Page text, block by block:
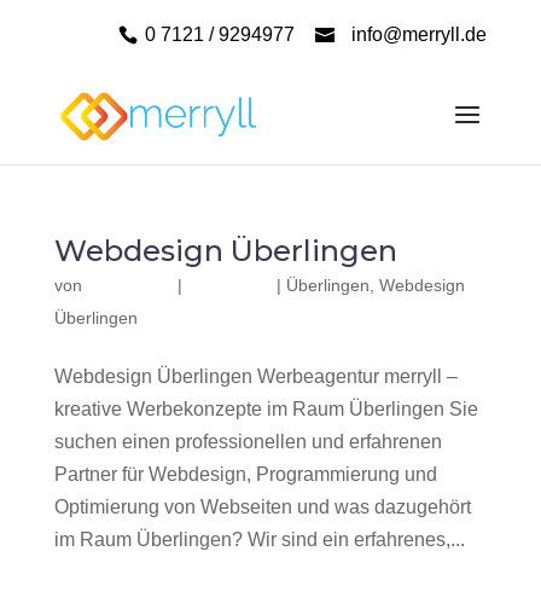
0 7121 / 9294977 info@merryll.de
Webdesign Überlingen
von | | Überlingen Webdesign
Überlingen
Webdesign Überlingen Werbeagentur merryll –
kreative Werbekonzepte im Raum Überlingen Sie
suchen einen professionellen und erfahrenen
Partner für Webdesign, Programmierung und
Optimierung von Webseiten und was dazugehört
im Raum Überlingen? Wir sind ein erfahrenes,...